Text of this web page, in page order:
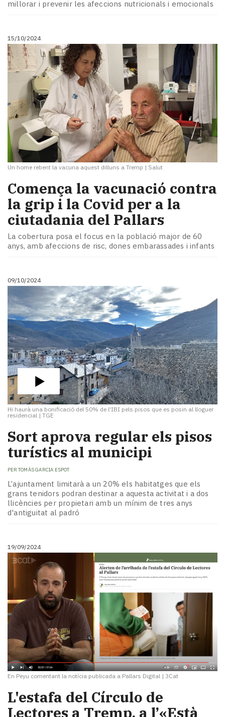
millorar i prevenir les afeccions nutricionals i emocionals
15/10/2024
Un home rebent la vacuna aquest dilluns a Tremp | Salut
Comença la vacunació contra
la grip i la Covid per a la
ciutadania del Pallars
La cobertura posa el focus en la població major de 60
anys, amb afeccions de risc, dones embarassades i infants
09/10/2024
Hi haurà una bonificació del 50% de l'IBI pels pisos que es posin al lloguer
residencial | TGE
Sort aprova regular els pisos
turístics al municipi
PER TOMÀS GARCIA ESPOT
L’ajuntament limitarà a un 20% els habitatges que els
grans tenidors podran destinar a aquesta activitat i a dos
llicències per propietari amb un mínim de tres anys
d'antiguitat al padró
19/09/2024
En Peyu comentant la notícia publicada a Pallars Digital | 3Cat
L'estafa del Círculo de
Lectores a Tremp, a l’«Està